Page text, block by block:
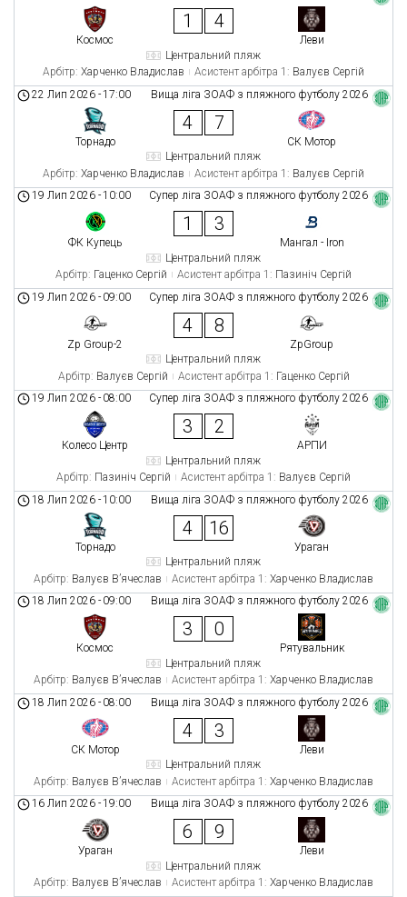
Космос
1 4
Леви
Центральний пляж
Арбітр: Харченко Владислав Асистент арбітра 1: Валуєв Сергій
Вища ліга ЗОАФ з пляжного футболу 2026
22 Лип 2026 -17:00
Торнадо
4 7
СК Мотор
Центральний пляж
Арбітр: Харченко Владислав Асистент арбітра 1: Валуєв Сергій
Супер ліга ЗОАФ з пляжного футболу 2026
19 Лип 2026 -10:00
ФК Купець
1 3
Мангал - Iron
Центральний пляж
Арбітр: Гаценко Сергій Асистент арбітра 1: Пазиніч Сергій
Супер ліга ЗОАФ з пляжного футболу 2026
19 Лип 2026 - 09:00
Zp Group-2
4 8
ZpGroup
Центральний пляж
Арбітр: Валуєв Сергій Асистент арбітра 1: Гаценко Сергій
Супер ліга ЗОАФ з пляжного футболу 2026
19 Лип 2026 - 08:00
Колесо Центр
3 2
АРПИ
Центральний пляж
Арбітр: Пазиніч Сергій Асистент арбітра 1: Валуєв Сергій
Вища ліга ЗОАФ з пляжного футболу 2026
18 Лип 2026 -10:00
Торнадо
4 16
Ураган
Центральний пляж
Арбітр: Валуєв В’ячеслав Асистент арбітра 1: Харченко Владислав
Вища ліга ЗОАФ з пляжного футболу 2026
18 Лип 2026 - 09:00
Космос
3 0
Рятувальник
Центральний пляж
Арбітр: Валуєв В’ячеслав Асистент арбітра 1: Харченко Владислав
Вища ліга ЗОАФ з пляжного футболу 2026
18 Лип 2026 - 08:00
СК Мотор
4 3
Леви
Центральний пляж
Арбітр: Валуєв В’ячеслав Асистент арбітра 1: Харченко Владислав
Вища ліга ЗОАФ з пляжного футболу 2026
16 Лип 2026 -19:00
Ураган
6 9
Леви
Центральний пляж
Арбітр: Валуєв В’ячеслав Асистент арбітра 1: Харченко Владислав